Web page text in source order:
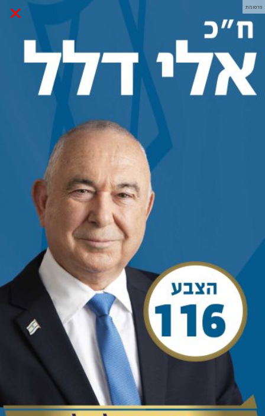
× פרסומת